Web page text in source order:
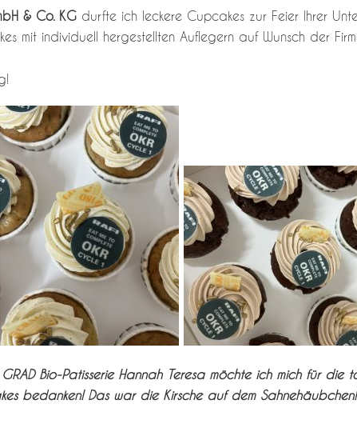
& Co. KG durfte ich leckere Cupcakes zur Feier Ihrer
mit individuell hergestellten Auflegern auf Wunsch der
Bio-Patisserie Hannah Teresa möchte ich mich für die
bedanken! Das war die Kirsche auf dem